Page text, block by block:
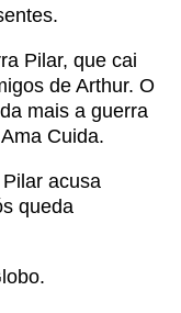
Pilar, que cai
de Arthur. O
mais a guerra
Cuida.
acusa
queda